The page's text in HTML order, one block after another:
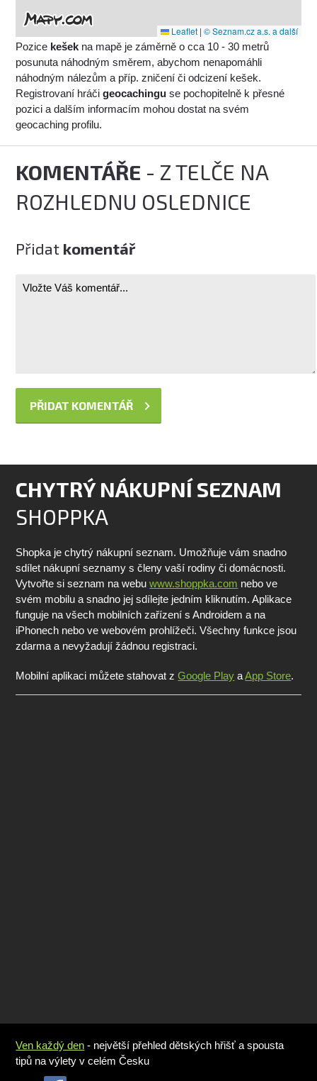
Leaflet | © Seznam.cz a.s. a další
Pozice kešek na mapě je záměrně o cca 10 - 30 metrů
posunuta náhodným směrem, abychom nenapomáhli
náhodným nálezům a příp. zničení či odcizení kešek.
Registrovaní hráčigeocachingu se pochopitelně k přesné
pozici a dalším informacím mohou dostat na svém
geocaching profilu.
KOMENTÁŘE - Z TELČE NA
ROZHLEDNU OSLEDNICE
Přidat komentář
CHYTRÝ NÁKUPNÍ SEZNAM
SHOPPKA
Shopka je chytrý nákupní seznam. Umožňuje vám snadno
sdílet nákupní seznamy s členy vaší rodiny či domácnosti.
Vytvořte si seznam na webuwww.shoppka.com nebo ve
svém mobilu a snadno jej sdílejte jedním kliknutím. Aplikace
funguje na všech mobilních zařízení s Androidem a na
iPhonech nebo ve webovém prohlížeči. Všechny funkce jsou
zdarma a nevyžadují žádnou registraci.
Mobilní aplikaci můžete stahovat zGoogle Play aApp Store.
Ven každý den - největší přehled dětských hřišť a spousta
tipů na výlety v celém Česku